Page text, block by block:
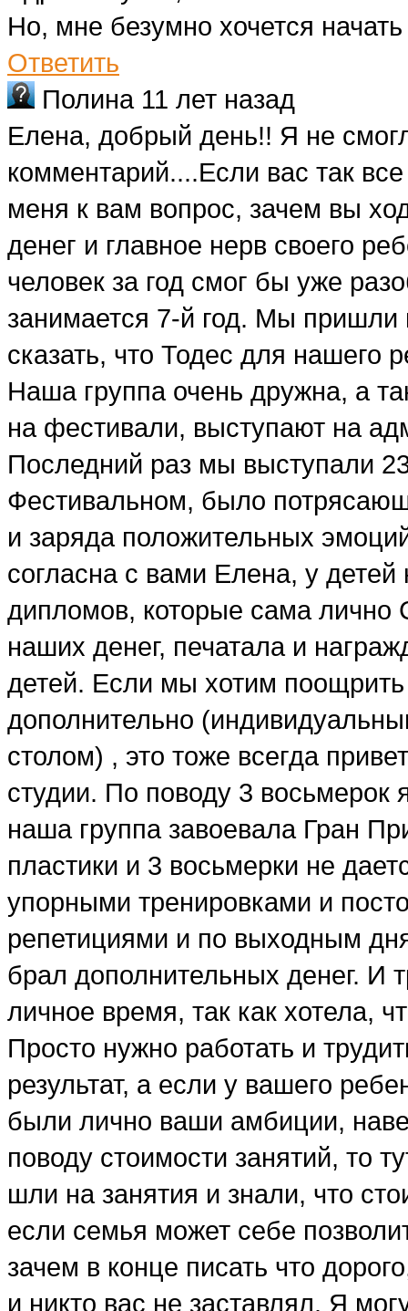
Но, мне безумно хочется
Ответить
Полина 11 лет назад
Елена, добрый день!! Я не
комментарий....Если вас так
меня к вам вопрос, зачем вы
денег и главное нерв своего
человек за год смог бы уже
занимается 7-й год. Мы пришли
сказать, что Тодес для нашего
Наша группа очень дружна, а
на фестивали, выступают на
Последний раз мы выступали
Фестивальном, было
и заряда положительных
согласна с вами Елена, у
дипломов, которые сама лично
наших денег, печатала и
детей. Если мы хотим
дополнительно
столом) , это тоже всегда
студии. По поводу 3 восьмерок
наша группа завоевала Гран
пластики и 3 восьмерки не
упорными тренировками и
репетициями и по выходным
брал дополнительных денег. И
личное время, так как хотела,
Просто нужно работать и
результат, а если у вашего
были лично ваши амбиции,
поводу стоимости занятий, то
шли на занятия и знали, что
если семья может себе
зачем в конце писать что
и никто вас не заставлял. Я